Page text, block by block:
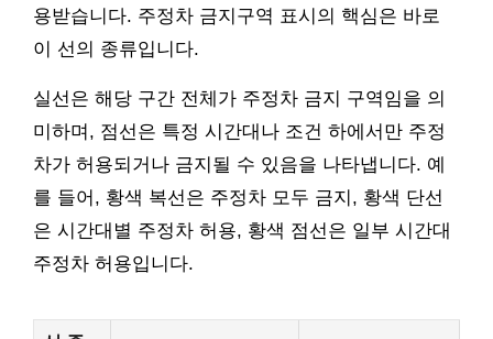
용받습니다. 주정차 금지구역 표시의 핵심은 바로
이 선의 종류입니다.
실선은 해당 구간 전체가 주정차 금지 구역임을 의
미하며, 점선은 특정 시간대나 조건 하에서만 주정
차가 허용되거나 금지될 수 있음을 나타냅니다. 예
를 들어, 황색 복선은 주정차 모두 금지, 황색 단선
은 시간대별 주정차 허용, 황색 점선은 일부 시간대
주정차 허용입니다.